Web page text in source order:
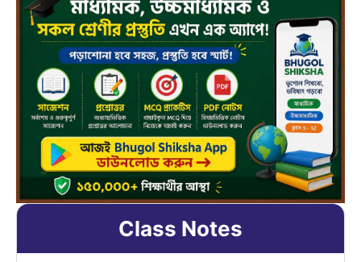
Class Notes